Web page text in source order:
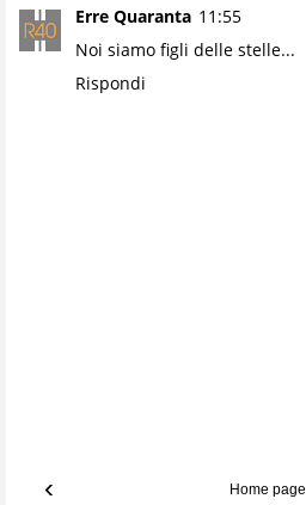
Erre Quaranta 11:55
Noi siamo figli delle stelle...
Rispondi
‹ Home page